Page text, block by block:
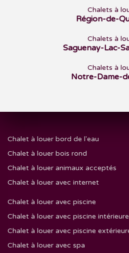
Chalets à
Région-de-
Chalets à
Saguenay-Lac-
Chalets à
Notre-Dame-
Chalet à louer bord de l'eau
Chalet à louer bois rond
Chalet à louer animaux acceptés
Chalet à louer avec internet
Chalet à louer avec piscine
Chalet à louer avec piscine intérieure
Chalet à louer avec piscine
Chalet à louer avec spa